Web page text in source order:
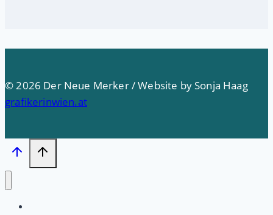
© 2026 Der Neue Merker / Website by Sonja Haag
grafikerinwien.at